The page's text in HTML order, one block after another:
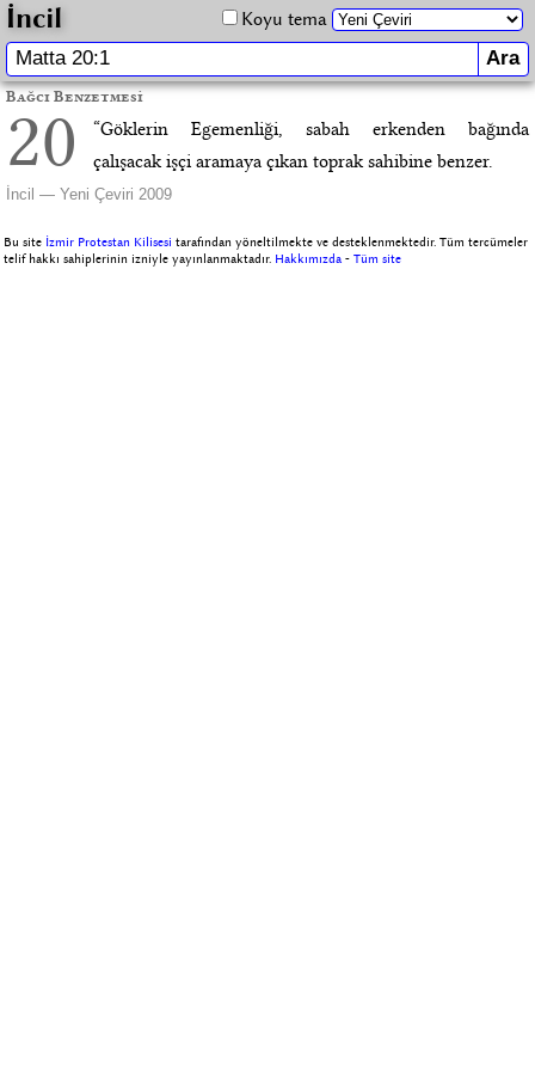
İncil Koyu tema
Bağcı Benzetmesi
20
“Göklerin Egemenliği, sabah erkenden bağında
çalışacak işçi aramaya çıkan toprak sahibine benzer.
İncil — Yeni Çeviri 2009
Bu site İzmir Protestan Kilisesi tarafından yöneltilmekte ve desteklenmektedir. Tüm tercümeler
telif hakkı sahiplerinin izniyle yayınlanmaktadır. Hakkımızda -Tüm site